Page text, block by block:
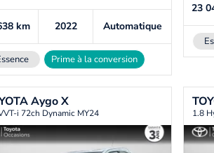
km 2022 Automatique
Prime à la conversion
23
Aygo X
i 72ch Dynamic MY24 1.8